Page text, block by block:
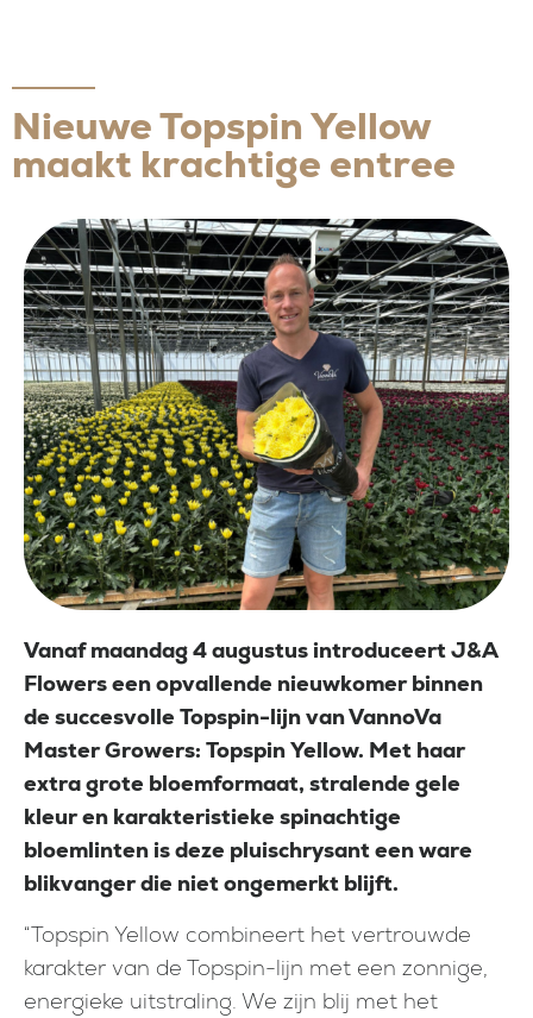
Nieuwe Topspin Yellow
maakt krachtige entree
Vanaf maandag4 augustusintroduceert J&A
Flowers een opvallende nieuwkomer binnen
de succesvolle Topspin-lijn van VannoVa
Master Growers: Topspin Yellow. Met haar
extra grote bloemformaat, stralende gele
kleur en karakteristieke spinachtige
bloemlinten is deze pluischrysant een ware
blikvanger die niet ongemerkt blijft.
“Topspin Yellow combineert het vertrouwde
karakter van de Topspin-lijn met een zonnige,
energieke uitstraling. We zijn blij met het